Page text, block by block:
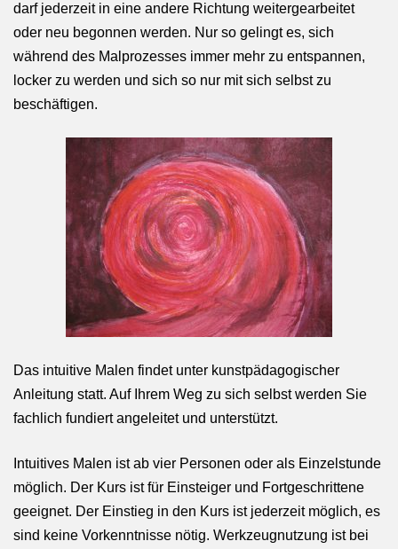
darf jederzeit in eine andere Richtung weitergearbeitet
oder neu begonnen werden. Nur so gelingt es, sich
während des Malprozesses immer mehr zu entspannen,
locker zu werden und sich so nur mit sich selbst zu
beschäftigen.
Das intuitive Malen findet unter kunstpädagogischer
Anleitung statt. Auf Ihrem Weg zu sich selbst werden Sie
fachlich fundiert angeleitet und unterstützt.
Intuitives Malen ist ab vier Personen oder als Einzelstunde
möglich. Der Kurs ist für Einsteiger und Fortgeschrittene
geeignet. Der Einstieg in den Kurs ist jederzeit möglich, es
sind keine Vorkenntnisse nötig. Werkzeugnutzung ist bei